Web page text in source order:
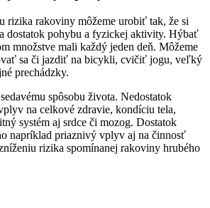
rizika rakoviny môžeme urobiť tak, že si
dostatok pohybu a fyzickej aktivity. Hýbať
množstve mali každý jeden deň. Môžeme
sa či jazdiť na bicykli, cvičiť jogu, veľký
prechádzky.
spôsobu života. Nedostatok
na celkové zdravie, kondíciu tela,
systém aj srdce či mozog. Dostatok
napríklad priaznivý vplyv aj na činnosť
rizika spomínanej rakoviny hrubého